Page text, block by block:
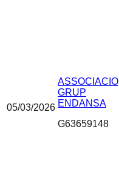
05/03/2026
ASSOCIACIO
GRUP
ENDANSA
G63659148